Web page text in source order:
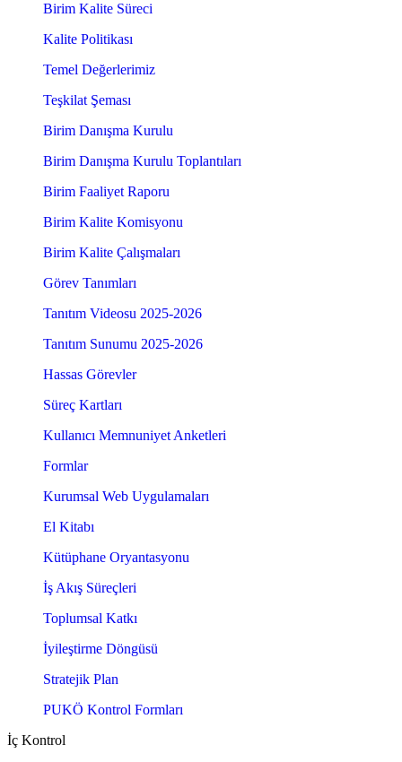
Birim Kalite Süreci
Kalite Politikası
Temel Değerlerimiz
Teşkilat Şeması
Birim Danışma Kurulu
Birim Danışma Kurulu Toplantıları
Birim Faaliyet Raporu
Birim Kalite Komisyonu
Birim Kalite Çalışmaları
Görev Tanımları
Tanıtım Videosu 2025-2026
Tanıtım Sunumu 2025-2026
Hassas Görevler
Süreç Kartları
Kullanıcı Memnuniyet Anketleri
Formlar
Kurumsal Web Uygulamaları
El Kitabı
Kütüphane Oryantasyonu
İş Akış Süreçleri
Toplumsal Katkı
İyileştirme Döngüsü
Stratejik Plan
PUKÖ Kontrol Formları
İç Kontrol